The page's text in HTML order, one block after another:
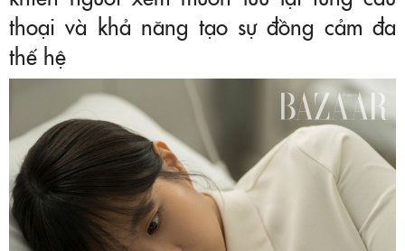
thoại và khả năng tạo sự đồng cảm đa
thế hệ